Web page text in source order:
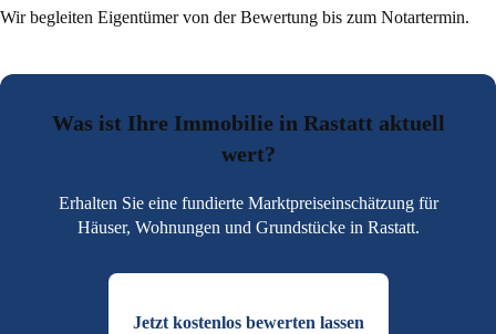
Wir begleiten Eigentümer von der Bewertung bis zum Notartermin.
Was ist Ihre Immobilie in Rastatt aktuell
wert?
Erhalten Sie eine fundierte Marktpreiseinschätzung für
Häuser, Wohnungen und Grundstücke in Rastatt.
Jetzt kostenlos bewerten lassen